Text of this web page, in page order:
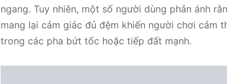
ngang. Tuy nhiên, một số người dùng phản ánh
mang lại cảm giác đủ đệm khiến người chơi cảm
trong các pha bứt tốc hoặc tiếp đất mạnh.